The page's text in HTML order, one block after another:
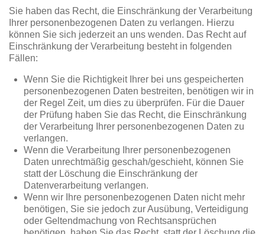
Sie haben das Recht, die Einschränkung der Verarbeitung
Ihrer personenbezogenen Daten zu verlangen. Hierzu
können Sie sich jederzeit an uns wenden. Das Recht auf
Einschränkung der Verarbeitung besteht in folgenden
Fällen:
Wenn Sie die Richtigkeit Ihrer bei uns gespeicherten
personenbezogenen Daten bestreiten, benötigen wir in
der Regel Zeit, um dies zu überprüfen. Für die Dauer
der Prüfung haben Sie das Recht, die Einschränkung
der Verarbeitung Ihrer personenbezogenen Daten zu
verlangen.
Wenn die Verarbeitung Ihrer personenbezogenen
Daten unrechtmäßig geschah/geschieht, können Sie
statt der Löschung die Einschränkung der
Datenverarbeitung verlangen.
Wenn wir Ihre personenbezogenen Daten nicht mehr
benötigen, Sie sie jedoch zur Ausübung, Verteidigung
oder Geltendmachung von Rechtsansprüchen